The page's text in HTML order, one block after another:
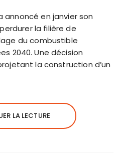
annoncé en janvier son
la filière de
du combustible
2040. Une décision
la construction d’un
LA LECTURE